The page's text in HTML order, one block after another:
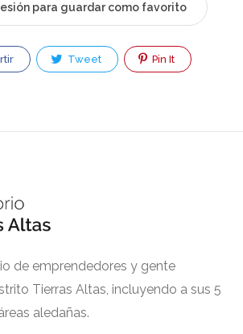
para guardar como favorito
Tweet Pin It
de emprendedores y gente
Tierras Altas, incluyendo a sus 5
aledañas.